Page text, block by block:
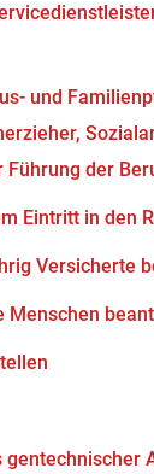
und
der
Eintritt in den
Versicherte